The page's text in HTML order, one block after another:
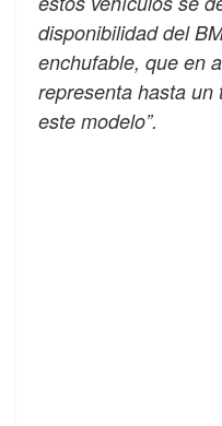
disponibilidad del
enchufable, que en
representa hasta un
este modelo”.